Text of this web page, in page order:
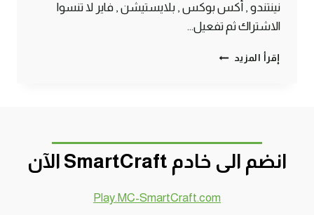
نينتندو , أكس بوكس , بلايستيشن , فاير لا تنسوا
الاشتراك ثم تفعيل…
إقرأ المزيد موقد
الطعام
كرافت
انضم الى خادم SmartCraft الآن
Play.MC-SmartCraft.com